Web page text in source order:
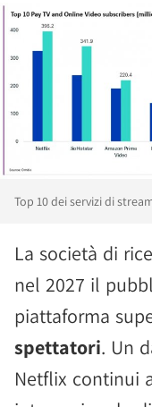
Top 10 dei servizi di
La società di
nel 2027 il
piattaforma
spettatori. Un
Netflix continui